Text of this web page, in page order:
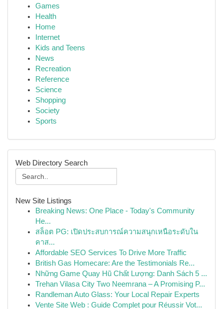
Games
Health
Home
Internet
Kids and Teens
News
Recreation
Reference
Science
Shopping
Society
Sports
Web Directory Search
New Site Listings
Breaking News: One Place - Today's Community
He...
สล็อต PG: เปิดประสบการณ์ความสนุกเหนือระดับใน
คาส...
Affordable SEO Services To Drive More Traffic
British Gas Homecare: Are the Testimonials Re...
Những Game Quay Hũ Chất Lượng: Danh Sách 5 ...
Trehan Vilasa City Two Neemrana – A Promising P...
Randleman Auto Glass: Your Local Repair Experts
Vente Site Web : Guide Complet pour Réussir Vot...